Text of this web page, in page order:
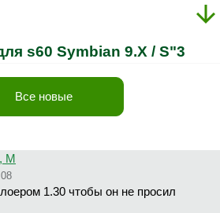
s60 Symbian 9.X / S"3
Все новые
, М
1.30 чтобы он не просил